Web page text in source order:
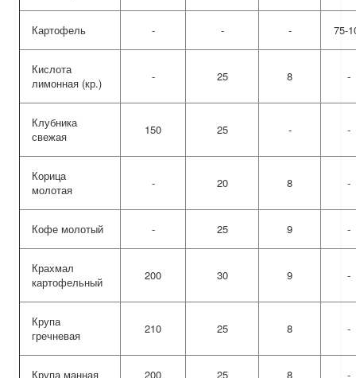
Картофель - - - 75-
Кислота
лимонная (кр.)
- 25 8 -
Клубника
свежая
150 25 - -
Корица
молотая
- 20 8 -
Кофе молотый - 25 9 -
Крахмал
картофельный
200 30 9 -
Крупа
гречневая
210 25 8 -
Крупа манная 200 25 8 -